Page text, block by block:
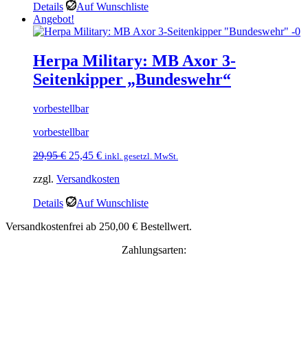
Details
Auf Wunschliste
Angebot!
Herpa Military: MB Axor 3-
Seitenkipper „Bundeswehr“
vorbestellbar
vorbestellbar
29,95€ Ursprünglicher
war:
25,45 €Aktueller
ist:
inkl. gesetzl. MwSt.
zzgl. Versandkosten
Details
Auf Wunschliste
Versandkostenfrei ab 250,00 € Bestellwert.
Zahlungsarten: